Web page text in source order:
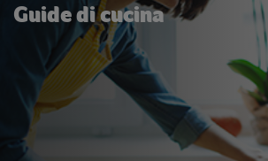
Guide di cucina